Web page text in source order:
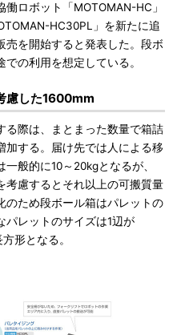
ロボット「MOTOMAN-HC」
HC30PL」を新たに追
売を開始すると発表した。段ボ
の利用を想定している。
慮した1600mm
際は、まとまった数量で箱詰
加する。届け先では人による移
般的に10～20kgとなるが、
考慮するとそれ以上の可搬質量
のため段ボール箱はパレットの
パレットのサイズは1辺が
形となる。